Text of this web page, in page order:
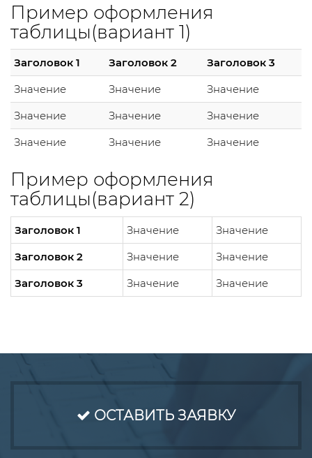
Пример оформления
таблицы(вариант 1)
Заголовок 1 Заголовок 2
Заголовок 3
Значение
Значение
Значение
Значение
Значение
Значение
Значение
Значение Значение
Пример оформления
таблицы(вариант 2)
Заголовок 1 Значение
Значение
Заголовок 2
Значение
Значение
Заголовок 3
Значение Значение
ОСТАВИТЬ ЗАЯВКУ